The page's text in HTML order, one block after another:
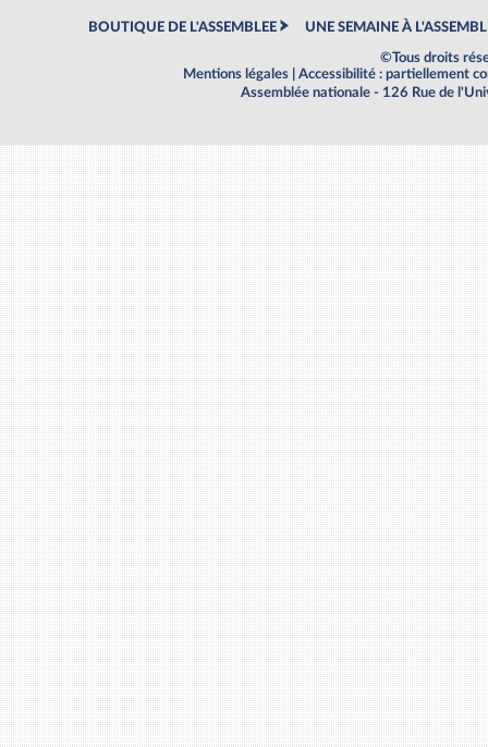
BOUTIQUE DE L'ASSEMBLEE UNE SEMAINE À
©Tous droits
Mentions légales
Accessibilité : partiellement
Assemblée nationale - 126 Rue de